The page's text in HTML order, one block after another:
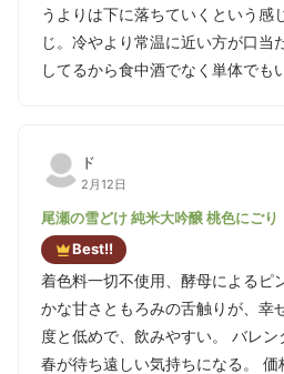
うよりは下に落ちていくという感
じ。冷やより常温に近い方が口当
してるから食中酒でなく単体でも
ド
2月12日
尾瀬の雪どけ 純米大吟醸 桃色にごり
Best!!
着色料一切不使用、酵母によるピ
かな甘さともろみの舌触りが、幸
度と低めで、飲みやすい。 バレン
春が待ち遠しい気持ちになる。